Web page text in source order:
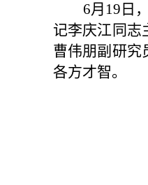
6月 19日 ，
记李庆江同志
曹伟朋副研究
各方才智。